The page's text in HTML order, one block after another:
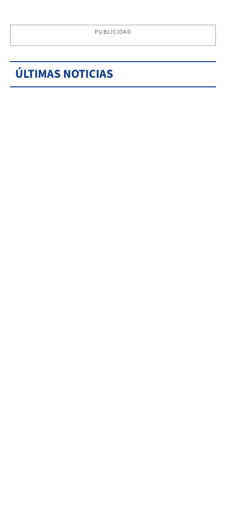
PUBLICIDAD
ÚLTIMAS NOTICIAS